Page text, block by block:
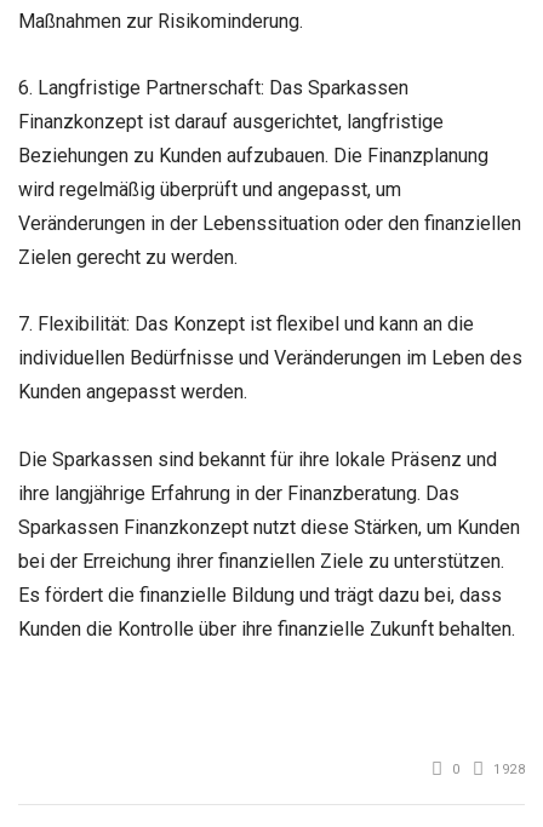
Maßnahmen zur Risikominderung.
6. Langfristige Partnerschaft: Das Sparkassen
Finanzkonzept ist darauf ausgerichtet, langfristige
Beziehungen zu Kunden aufzubauen. Die Finanzplanung
wird regelmäßig überprüft und angepasst, um
Veränderungen in der Lebenssituation oder den finanziellen
Zielen gerecht zu werden.
7. Flexibilität: Das Konzept ist flexibel und kann an die
individuellen Bedürfnisse und Veränderungen im Leben des
Kunden angepasst werden.
Die Sparkassen sind bekannt für ihre lokale Präsenz und
ihre langjährige Erfahrung in der Finanzberatung. Das
Sparkassen Finanzkonzept nutzt diese Stärken, um Kunden
bei der Erreichung ihrer finanziellen Ziele zu unterstützen.
Es fördert die finanzielle Bildung und trägt dazu bei, dass
Kunden die Kontrolle über ihre finanzielle Zukunft behalten.
0 1928